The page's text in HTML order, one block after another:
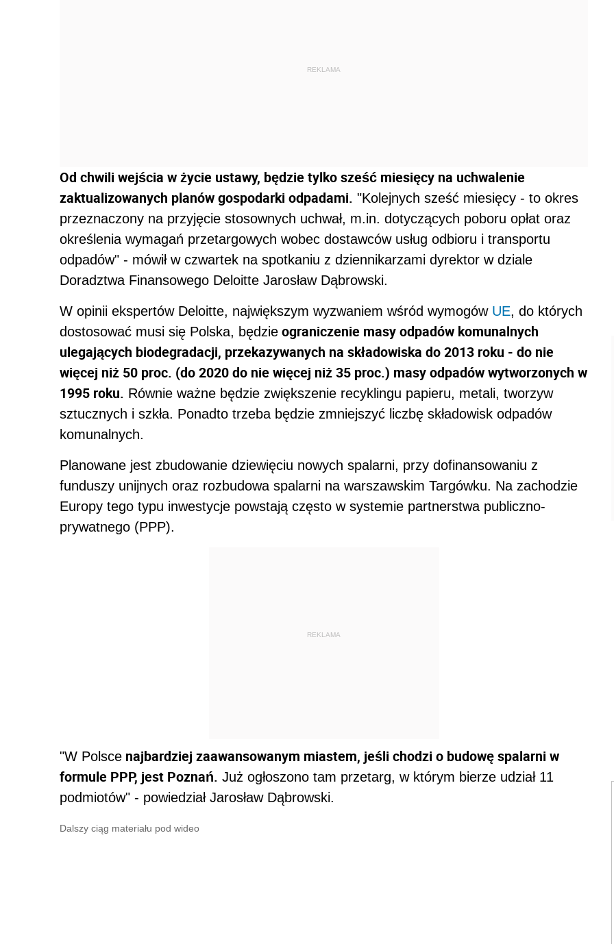
REKLAMA
Od chwili wejścia w życie ustawy, będzie tylko sześć miesięcy na uchwalenie
zaktualizowanych planów gospodarki odpadami. "Kolejnych sześć miesięcy - to okres
przeznaczony na przyjęcie stosownych uchwał, m.in. dotyczących poboru opłat oraz
określenia wymagań przetargowych wobec dostawców usług odbioru i transportu
odpadów" - mówił w czwartek na spotkaniu z dziennikarzami dyrektor w dziale
Doradztwa Finansowego Deloitte Jarosław Dąbrowski.
W opinii ekspertów Deloitte, największym wyzwaniem wśród wymogów UE, do których
dostosować musi się Polska, będzie ograniczenie masy odpadów komunalnych
ulegających biodegradacji, przekazywanych na składowiska do 2013 roku - do nie
więcej niż 50 proc. (do 2020 do nie więcej niż 35 proc.) masy odpadów wytworzonych w
1995 roku. Równie ważne będzie zwiększenie recyklingu papieru, metali, tworzyw
sztucznych i szkła. Ponadto trzeba będzie zmniejszyć liczbę składowisk odpadów
komunalnych.
Planowane jest zbudowanie dziewięciu nowych spalarni, przy dofinansowaniu z
funduszy unijnych oraz rozbudowa spalarni na warszawskim Targówku. Na zachodzie
Europy tego typu inwestycje powstają często w systemie partnerstwa publiczno-
prywatnego (PPP).
REKLAMA
"W Polsce najbardziej zaawansowanym miastem, jeśli chodzi o budowę spalarni w
formule PPP, jest Poznań. Już ogłoszono tam przetarg, w którym bierze udział 11
podmiotów" - powiedział Jarosław Dąbrowski.
Dalszy ciąg materiału pod wideo